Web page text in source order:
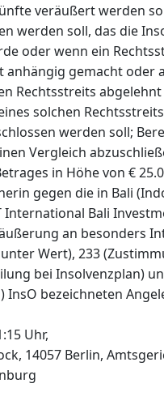
veräußert werden
werden soll, das die
oder wenn ein
anhängig gemacht oder
Rechtsstreits
solchen
werden soll;
Vergleich
in Höhe von €
gegen die in Bali
International Bali
an besonders
Wert), 233
bei Insolvenzplan)
InsO bezeichneten
Uhr,
14057 Berlin,